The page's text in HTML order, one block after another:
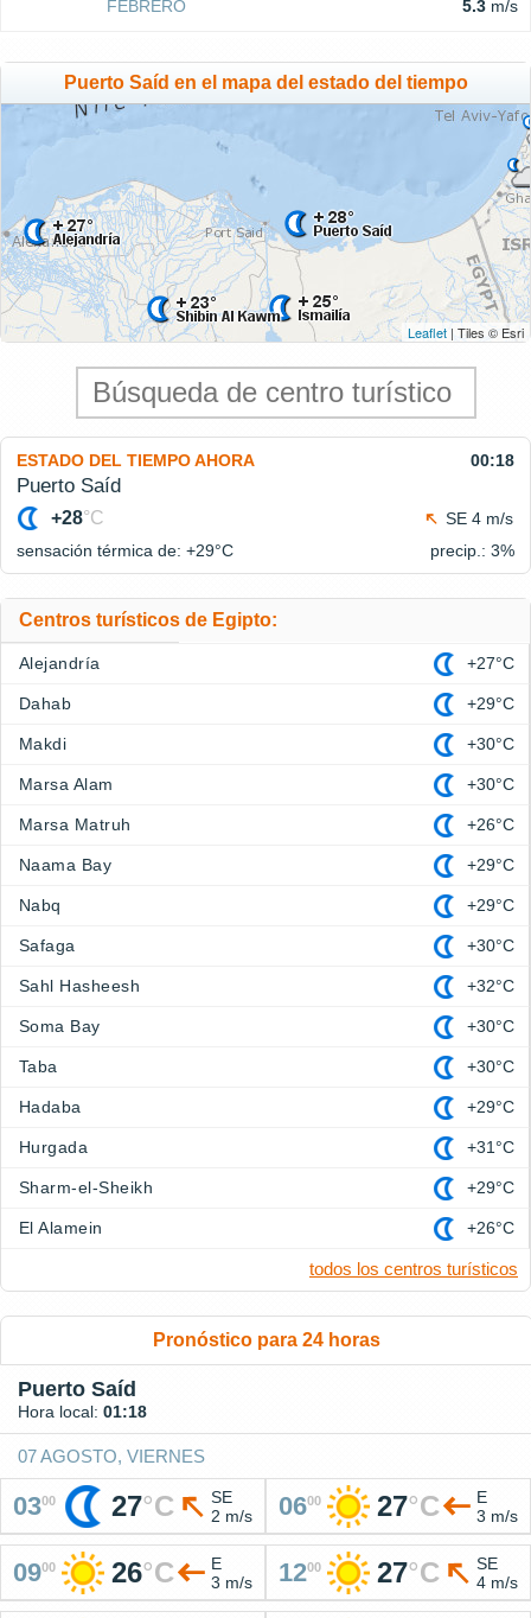
FEBRERO 5.3 m/s
Puerto Saíd en el mapa del estado del tiempo
Leaflet | Tiles © Esri
ESTADO DEL TIEMPO AHORA 00:18
Puerto Saíd
+28°C
SE 4 m/s
sensación térmica de: +29°C precip.: 3%
Centros turísticos de Egipto:
Alejandría +27°C
Dahab +29°C
Makdi +30°C
Marsa Alam +30°C
Marsa Matruh +26°C
Naama Bay +29°C
Nabq +29°C
Safaga +30°C
Sahl Hasheesh +32°C
Soma Bay +30°C
Taba +30°C
Hadaba +29°C
Hurgada +31°C
Sharm-el-Sheikh +29°C
El Alamein +26°C
todos los centros turísticos
Pronóstico para 24 horas
Puerto Saíd
Hora local: 01:18
07 AGOSTO, VIERNES
0300 27°C
SE
2 m/s
0600 27°C
E
3 m/s
0900 26°C
E
3 m/s
1200 27°C
SE
4 m/s